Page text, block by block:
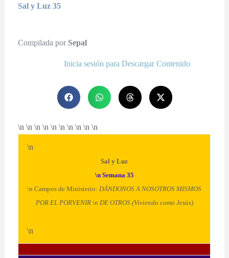
Sal y Luz 35
Compilada por Sepal
Inicia sesión para Descargar Contenido
\n \n \n \n \n \n \n \n \n \n
\n
Sal y Luz
\n Semana 35
\n Campos de Ministerio: DÁNDONOS A NOSOTROS MISMOS
POR EL PORVENIR \n DE OTROS (Viviendo como Jesús)
\n